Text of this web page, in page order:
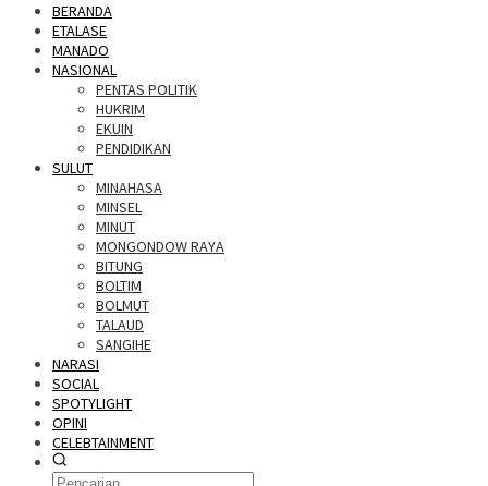
BERANDA
ETALASE
MANADO
NASIONAL
PENTAS POLITIK
HUKRIM
EKUIN
PENDIDIKAN
SULUT
MINAHASA
MINSEL
MINUT
MONGONDOW RAYA
BITUNG
BOLTIM
BOLMUT
TALAUD
SANGIHE
NARASI
SOCIAL
SPOTYLIGHT
OPINI
CELEBTAINMENT